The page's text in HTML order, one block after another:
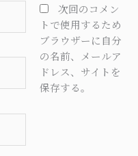
次回のコメン
トで使用するため
ブラウザーに自分
の名前、メールア
ドレス、サイトを
保存する。